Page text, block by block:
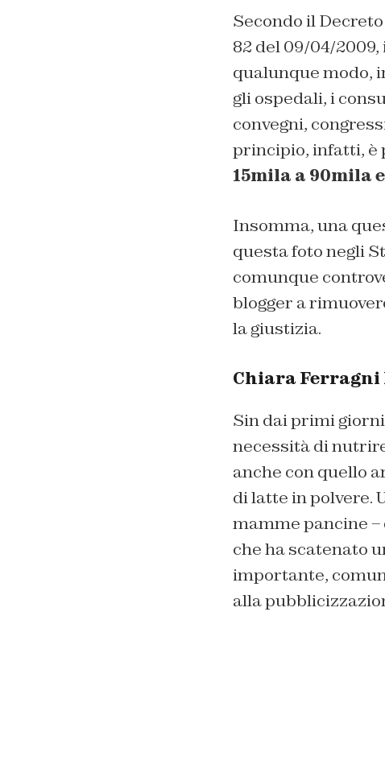
Secondo il
82 del 09/04/
qualunque modo,
gli ospedali, i
convegni,
principio, infatti, è
15mila a 90mila
Insomma, una
questa foto negli
comunque
blogger a
la giustizia.
Chiara Ferragni
Sin dai primi
necessità di
anche con quello
di latte in polvere.
mamme pancine
che ha scatenato
importante,
alla